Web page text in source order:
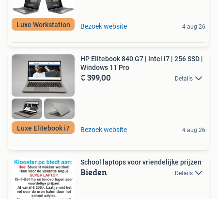
Luxe Workstation Bezoek website 4 aug 26
Luxe Elitebook i7
HP Elitebook 840 G7 | Intel i7 | 256 SSD |
Windows 11 Pro
€ 399,00 Details
Bezoek website 4 aug 26
School laptops voor vriendelijke prijzen
Bieden Details